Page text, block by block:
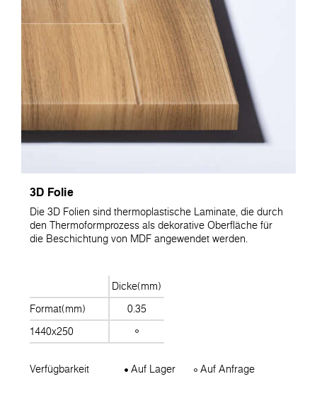
3D Folie
Die 3D Folien sind thermoplastische Laminate, die durch
den Thermoformprozess als dekorative Oberfläche für
die Beschichtung von MDF angewendet werden.
Dicke(mm)
Format(mm)
0.35
1440x250
Verfügbarkeit Auf Lager Auf Anfrage